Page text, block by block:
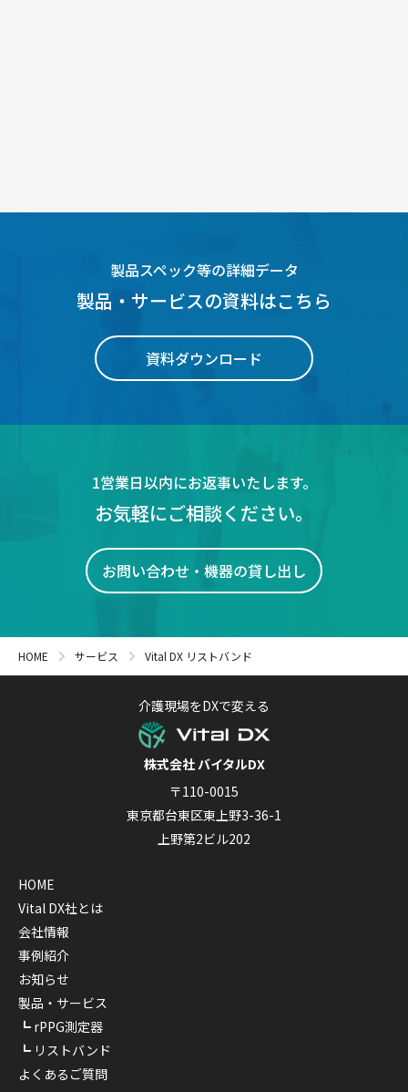
製品スペック等の詳細データ
製品・サービスの資料はこちら
資料ダウンロード
1営業日以内にお返事いたします。
お気軽にご相談ください。
お問い合わせ・機器の貸し出し
HOME サービス Vital DX リストバンド
介護現場をDXで変える
株式会社 バイタルDX
〒110-0015
東京都台東区東上野3-36-1
上野第2ビル202
HOME
Vital DX社とは
会社情報
事例紹介
お知らせ
製品・サービス
rPPG測定器
リストバンド
よくあるご質問